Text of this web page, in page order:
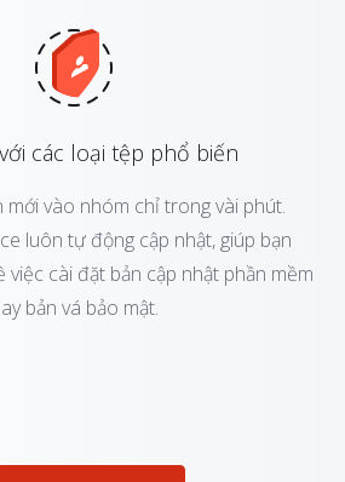
các loại tệp phổ biến
mới vào nhóm chỉ trong vài phút.
luôn tự động cập nhật, giúp bạn
việc cài đặt bản cập nhật phần mềm
bản vá bảo mật.